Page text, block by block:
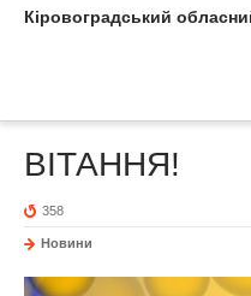
Кіровоградський
ВІТАННЯ!
358
Новини